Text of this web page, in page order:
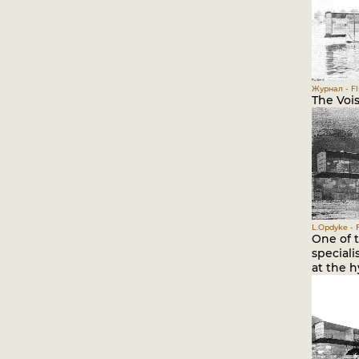
Журнал -
The
L.Opdyke -
One of
at the